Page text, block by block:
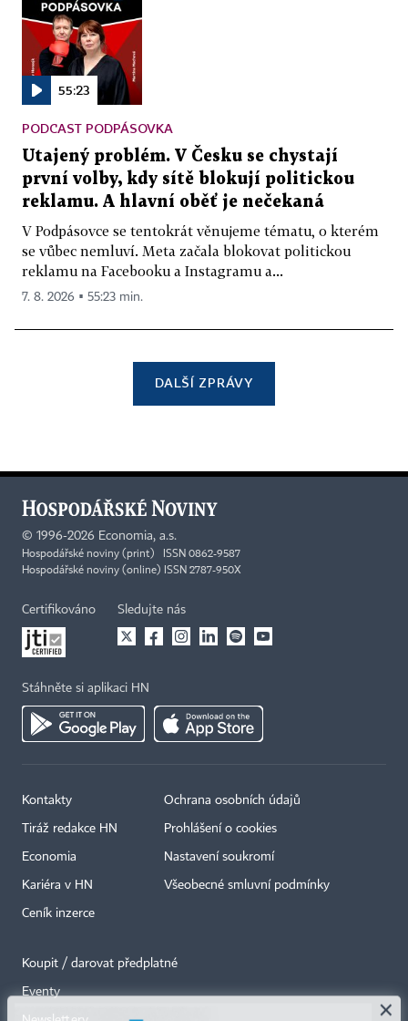
55:23
PODCAST PODPÁSOVKA
Utajený problém. V Česku se chystají
první volby, kdy sítě blokují politickou
reklamu. A hlavní oběť je nečekaná
V Podpásovce se tentokrát věnujeme tématu, o kterém
se vůbec nemluví. Meta začala blokovat politickou
reklamu na Facebooku a Instagramu a...
7. 8. 2026 ▪ 55:23 min.
DALŠÍ ZPRÁVY
© 1996-2026 Economia, a.s.
Hospodářské noviny (print) ISSN 0862-9587
Hospodářské noviny (online) ISSN 2787-950X
Certifikováno Sledujte nás
Stáhněte si aplikaci HN
Kontakty
Tiráž redakce HN
Economia
Kariéra v HN
Ceník inzerce
Ochrana osobních údajů
Prohlášení o cookies
Nastavení soukromí
Všeobecné smluvní podmínky
Koupit / darovat předplatné
Eventy ×